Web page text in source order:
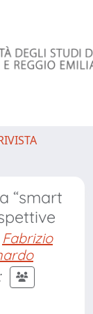
“smart
Fabrizio
;